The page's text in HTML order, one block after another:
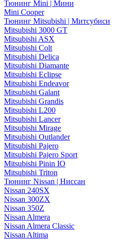
Тюнинг Mini | Мини
Mini Cooper
Тюнинг Mitsubishi | Митсубиси
Mitsubishi 3000 GT
Mitsubishi ASX
Mitsubishi Colt
Mitsubishi Delica
Mitsubishi Diamante
Mitsubishi Eclipse
Mitsubishi Endeavor
Mitsubishi Galant
Mitsubishi Grandis
Mitsubishi L200
Mitsubishi Lancer
Mitsubishi Mirage
Mitsubishi Outlander
Mitsubishi Pajero
Mitsubishi Pajero Sport
Mitsubishi Pinin IO
Mitsubishi Triton
Тюнинг Nissan | Ниссан
Nissan 240SX
Nissan 300ZX
Nissan 350Z
Nissan Almera
Nissan Almera Classic
Nissan Altima